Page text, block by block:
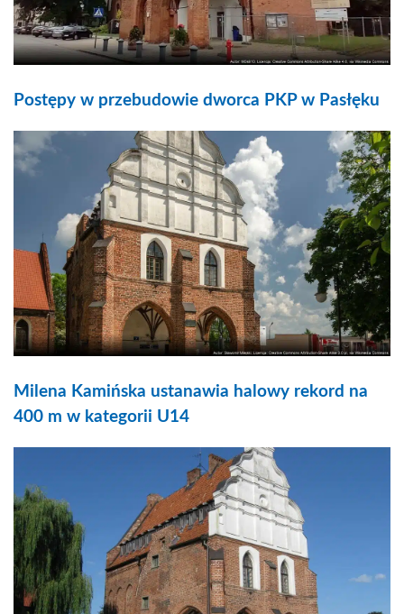
Postępy w przebudowie dworca PKP w Pasłęku
Milena Kamińska ustanawia halowy rekord na
400 m w kategorii U14